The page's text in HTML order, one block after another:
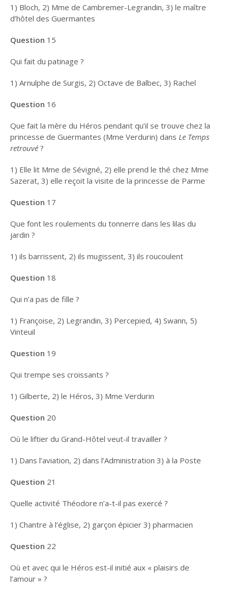
1) Bloch, 2) Mme de Cambremer-Legrandin, 3) le maître
d’hôtel des Guermantes
Question 15
Qui fait du patinage ?
1) Arnulphe de Surgis, 2) Octave de Balbec, 3) Rachel
Question 16
Que fait la mère du Héros pendant qu’il se trouve chez la
princesse de Guermantes (Mme Verdurin) dans Le Temps
retrouvé ?
1) Elle lit Mme de Sévigné, 2) elle prend le thé chez Mme
Sazerat, 3) elle reçoit la visite de la princesse de Parme
Question 17
Que font les roulements du tonnerre dans les lilas du
jardin ?
1) ils barrissent, 2) ils mugissent, 3) ils roucoulent
Question 18
Qui n’a pas de fille ?
1) Françoise, 2) Legrandin, 3) Percepied, 4) Swann, 5)
Vinteuil
Question 19
Qui trempe ses croissants ?
1) Gilberte, 2) le Héros, 3) Mme Verdurin
Question 20
Où le liftier du Grand-Hôtel veut-il travailler ?
1) Dans l’aviation, 2) dans l’Administration 3) à la Poste
Question 21
Quelle activité Théodore n’a-t-il pas exercé ?
1) Chantre à l’église, 2) garçon épicier 3) pharmacien
Question 22
Où et avec qui le Héros est-il initié aux « plaisirs de
l’amour » ?